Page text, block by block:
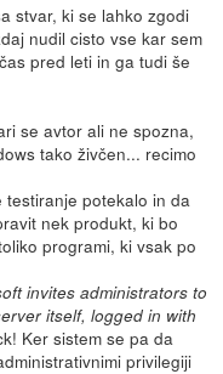
stvar, ki se lahko zgodi
nudil cisto vse kar sem
pred leti in ga tudi še
se avtor ali ne spozna,
tako živčen... recimo
potekalo in da
nek produkt, ki bo
programi, ki vsak po
invites administrators to
itself, logged in with
Ker sistem se pa da
privilegiji